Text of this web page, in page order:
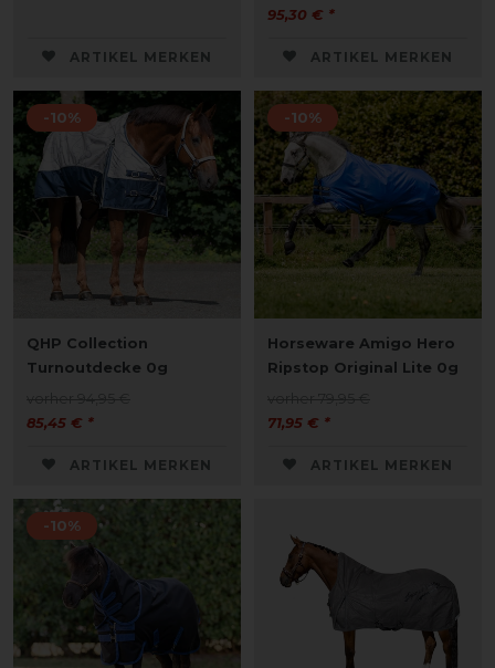
ARTIKEL MERKEN
95,30 € *
ARTIKEL MERKEN
-10%
QHP Collection
Turnoutdecke 0g
85,45 € *
ARTIKEL MERKEN
-10%
Horseware Amigo Hero
Ripstop Original Lite 0g
71,95 € *
ARTIKEL MERKEN
-10%